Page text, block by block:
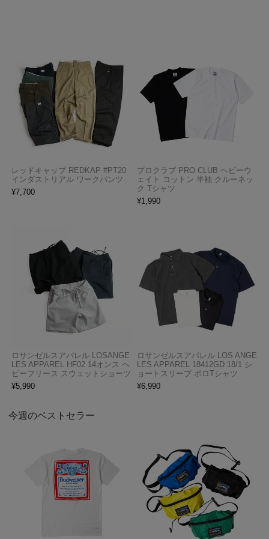
レッドキャップ REDKAP #PT20
インダストリアル ワークパンツ
¥7,700
プロクラブ PRO CLUB ヘビーウ
ェイト コットン 半袖 クルーネッ
ク Tシャツ
¥1,990
ロサンゼルスアパレル LOSANGE
LES APPAREL HF02 14オンス ヘ
ビーフリース スウェットショーツ
¥5,990
ロサンゼルスアパレル LOS ANGE
LES APPAREL 18412GD 18/1 シ
ョートスリーブ ポロTシャツ
¥6,990
今週のベストセラー